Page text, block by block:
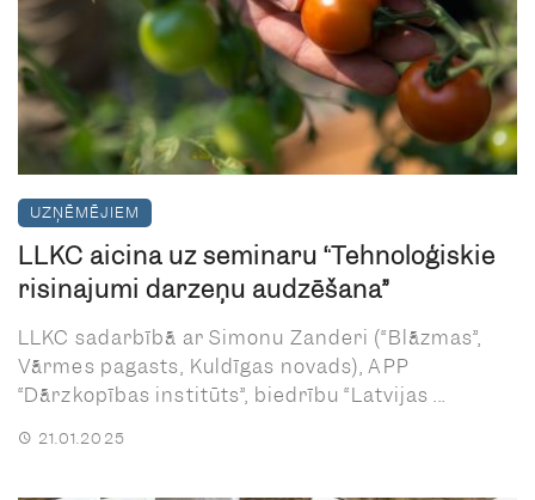
UZŅĒMĒJIEM
LLKC aicina uz semināru “Tehnoloģiskie
risinājumi dārzeņu audzēšanā”
LLKC sadarbībā ar Simonu Zanderi (“Blāzmas”,
Vārmes pagasts, Kuldīgas novads), APP
“Dārzkopības institūts”, biedrību “Latvijas ...
21.01.2025